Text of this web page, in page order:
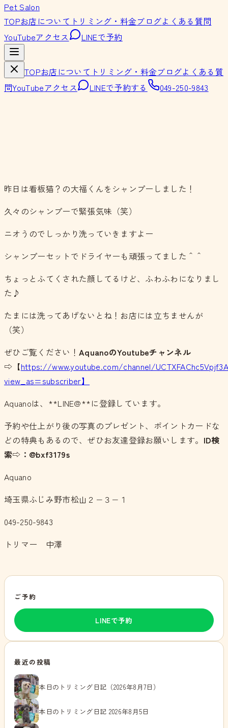
Pet Salon
TOPお店について トリミング・料金ブログよくある質問
YouTubeアクセス LINEで予約
TOPお店について トリミング・料金ブログよくある質
問YouTubeアクセス LINEで予約する 049-250-9843
昨日は看板猫？の大福くんをシャンプーしました！
久々のシャンプーで緊張気味（笑）
ニオうのでしっかり洗っていきますよー
シャンプーセットでドライヤーも頑張ってました＾＾
ちょっとふてくされた顔してるけど、ふわふわになりまし
た♪
たまには洗ってあげないとね！お店には立ちませんが
（笑）
ぜひご覧ください！ AquanoのYoutubeチャンネル
⇨【https://www.youtube.com/channel/
view_as=subscriber】
Aquanoは、**LINE@**に登録しています。
予約や仕上がり後の写真のプレゼント、ポイントカードな
どの特典もあるので、ぜひお友達登録お願いします。 ID検
索⇨：@bxf3179s
Aquano
埼玉県ふじみ野市松山２−３−１
049-250-9843
トリマー 中澤
ご予約
LINEで予約
最近の投稿
本日のトリミング日記（2026年8月7日）
本日のトリミング日記 2026年8月5日